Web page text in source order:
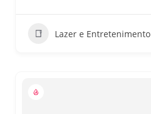
Lazer e Entretenimento